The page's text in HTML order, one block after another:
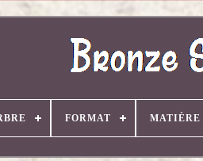
FORMAT MATIÈRE